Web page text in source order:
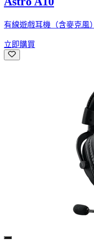
有線遊戲耳機（含麥克風）
立即購買